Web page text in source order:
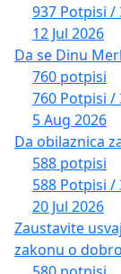
937 Potpisi /
12 Jul 2026
Da se Dinu
760 potpisi
760 Potpisi /
5 Aug 2026
Da obilaznica
588 potpisi
588 Potpisi /
20 Jul 2026
Zaustavite
zakonu o